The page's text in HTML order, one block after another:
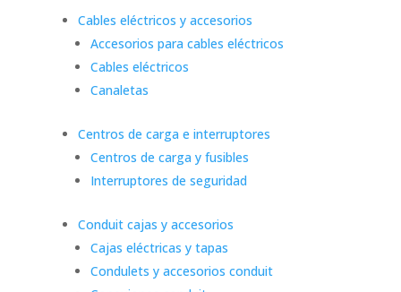
Cables eléctricos y accesorios
Accesorios para cables eléctricos
Cables eléctricos
Canaletas
Centros de carga e interruptores
Centros de carga y fusibles
Interruptores de seguridad
Conduit cajas y accesorios
Cajas eléctricas y tapas
Condulets y accesorios conduit